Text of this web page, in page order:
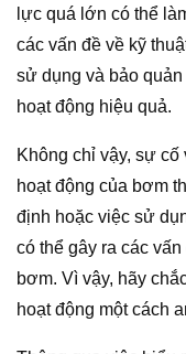
lực quá lớn có thể
các vấn đề về kỹ
sử dụng và bảo
hoạt động hiệu quả.
Không chỉ vậy, sự
hoạt động của bơm
định hoặc việc sử
có thể gây ra các
bơm. Vì vậy, hãy
hoạt động một cách